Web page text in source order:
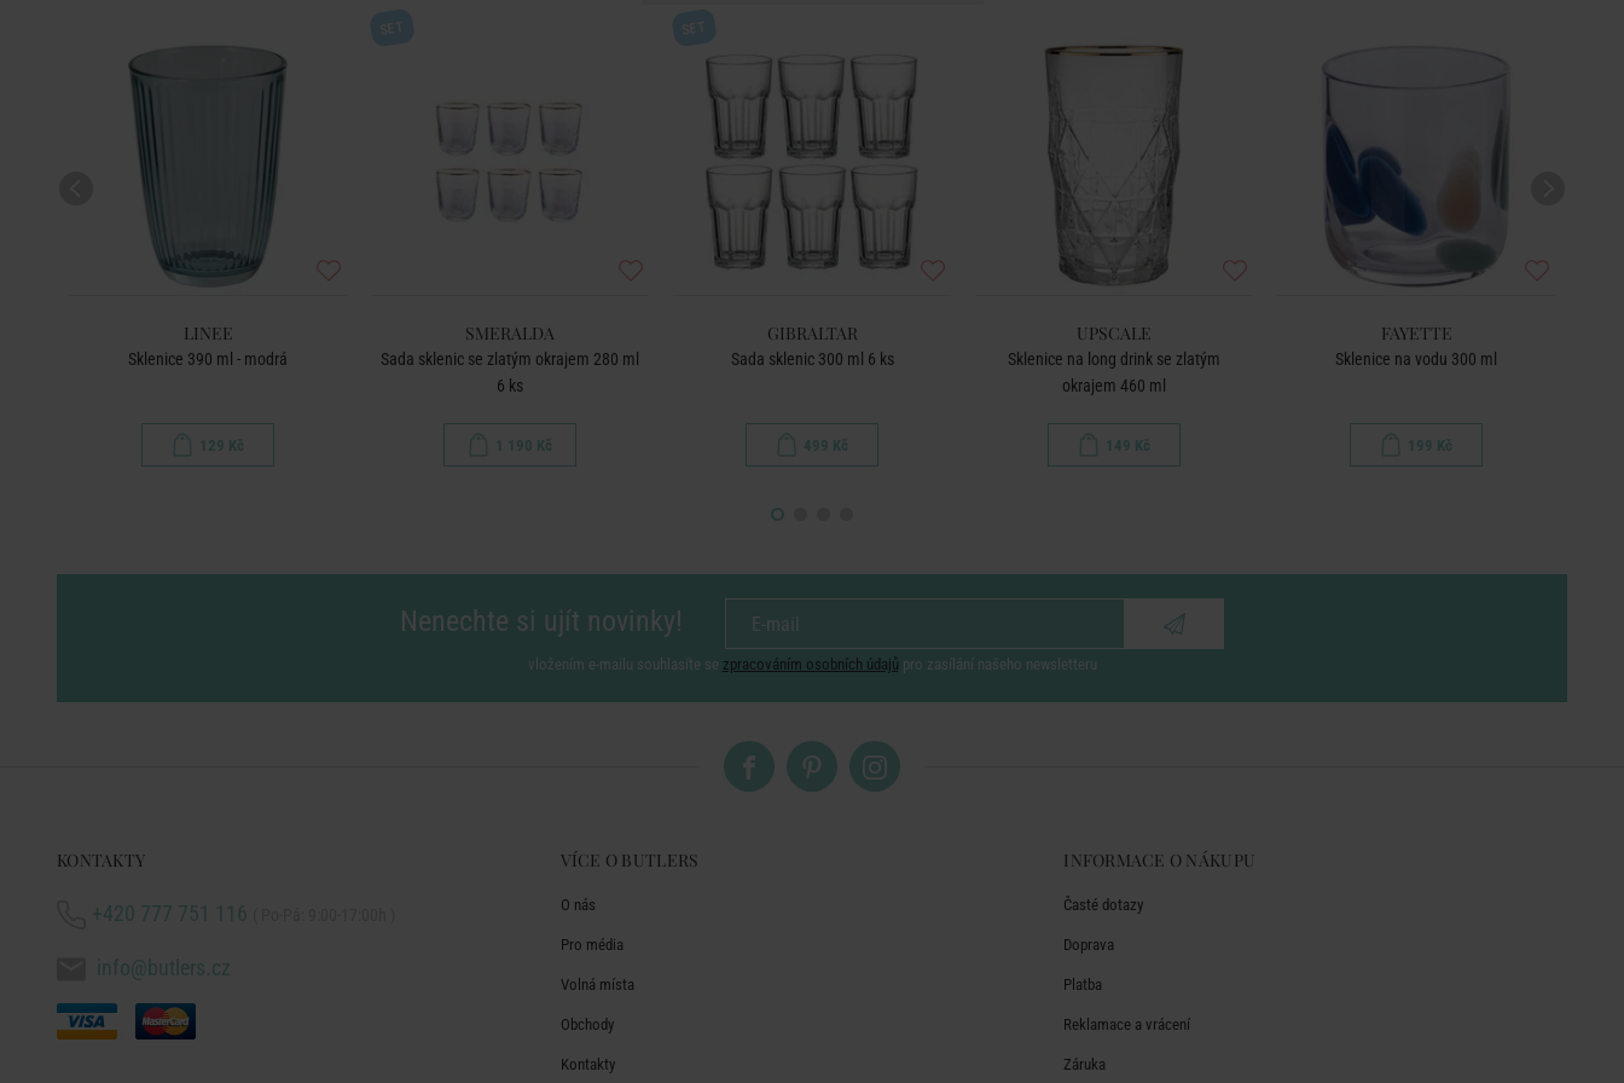
LINEE
Sklenice 390 ml - modrá
129 Kč
SMERALDA
Sada sklenic se zlatým okrajem 280 ml
6 ks
1 190 Kč
GIBRALTAR
Sada sklenic 300 ml 6 ks
499 Kč
UPSCALE
Sklenice na long drink se zlatým
okrajem 460 ml
149 Kč
FAYETTE
Sklenice na vodu 300 ml
199 Kč
Nenechte si ujít novinky!
vložením e-mailu souhlasíte se zpracováním osobních údajů pro zasílání našeho newsletteru
KONTAKTY
+420 777 751 116
info@butlers.cz
VÍCE O BUTLERS
O nás
Pro média
Volná místa
Obchody
Kontakty
INFORMACE O NÁKUPU
Časté dotazy
Doprava
Platba
Reklamace a vrácení
Záruka